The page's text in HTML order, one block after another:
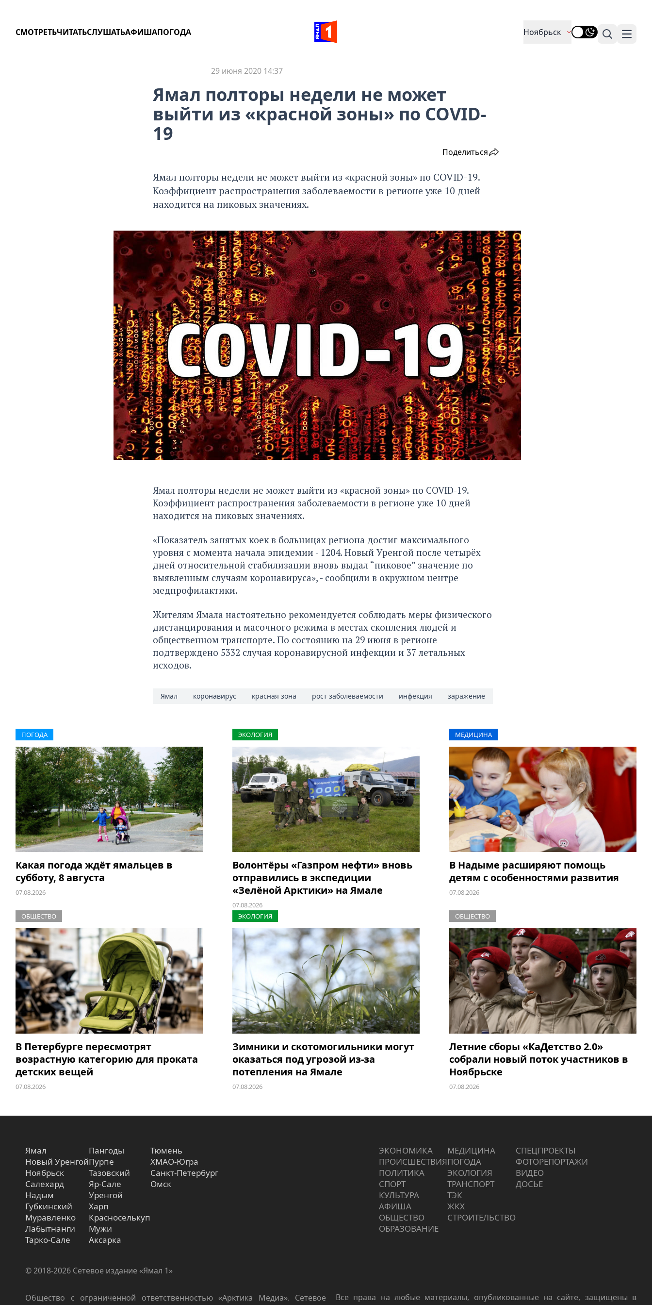
СМОТРЕТЬЧИТАТЬСЛУШАТЬАФИШАПОГОДА Ноябрьск
Поиск
29 июня 2020 14:37
Ямал полторы недели не может
выйти из «красной зоны» по COVID-
19
Поделиться
Ямал полторы недели не может выйти из «красной зоны» по COVID-19.
Коэффициент распространения заболеваемости в регионе уже 10 дней
находится на пиковых значениях.
Ямал полторы недели не может выйти из «красной зоны» по COVID-19.
Коэффициент распространения заболеваемости в регионе уже 10 дней
находится на пиковых значениях.
«Показатель занятых коек в больницах региона достиг максимального
уровня с момента начала эпидемии - 1204. Новый Уренгой после четырёх
дней относительной стабилизации вновь выдал “пиковое” значение по
выявленным случаям коронавируса», - сообщили в окружном центре
медпрофилактики.
Жителям Ямала настоятельно рекомендуется соблюдать меры физического
дистанцирования и масочного режима в местах скопления людей и
общественном транспорте. По состоянию на 29 июня в регионе
подтверждено 5332 случая коронавирусной инфекции и 37 летальных
исходов.
Ямал коронавирус красная зона рост заболеваемости инфекция заражение
ПОГОДА
Какая погода ждёт ямальцев в
субботу, 8 августа
07.08.2026
ЭКОЛОГИЯ
Волонтёры «Газпром нефти» вновь
отправились в экспедиции
«Зелёной Арктики» на Ямале
07.08.2026
МЕДИЦИНА
В Надыме расширяют помощь
детям с особенностями развития
07.08.2026
ОБЩЕСТВО
В Петербурге пересмотрят
возрастную категорию для проката
детских вещей
07.08.2026
ЭКОЛОГИЯ
Зимники и скотомогильники могут
оказаться под угрозой из-за
потепления на Ямале
07.08.2026
ОБЩЕСТВО
Летние сборы «КаДетство 2.0»
собрали новый поток участников в
Ноябрьске
07.08.2026
Ямал
Новый Уренгой
Ноябрьск
Салехард
Надым
Губкинский
Муравленко
Лабытнанги
Тарко-Сале
Пангоды
Пурпе
Тазовский
Яр-Сале
Уренгой
Харп
Красноселькуп
Мужи
Аксарка
Тюмень
ХМАО-Югра
Санкт-Петербург
Омск
ЭКОНОМИКА
ПРОИCШЕСТВИЯ
ПОЛИТИКА
СПОРТ
КУЛЬТУРА
АФИША
ОБЩЕСТВО
ОБРАЗОВАНИЕ
МЕДИЦИНА
ПОГОДА
ЭКОЛОГИЯ
ТРАНСПОРТ
ТЭК
ЖКХ
СТРОИТЕЛЬСТВО
СПЕЦПРОЕКТЫ
ФОТОРЕПОРТАЖИ
ВИДЕО
ДОСЬЕ
© 2018-2026 Сетевое издание «Ямал 1»
Общество с ограниченной ответственностью «Арктика Медиа». Сетевое
Все права на любые материалы, опубликованные на сайте, защищены в